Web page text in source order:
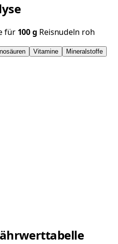
für 100g Reisnudeln roh
Vitamine Mineralstoffe